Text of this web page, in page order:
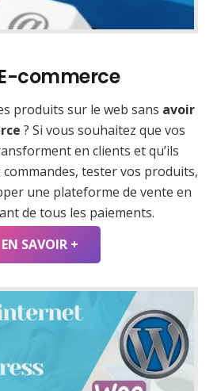
commerce
produits sur le web sans avoir
? Si vous souhaitez que vos
en clients et qu’ils
tester vos produits,
une plateforme de vente en
de tous les paiements.
EN SAVOIR +